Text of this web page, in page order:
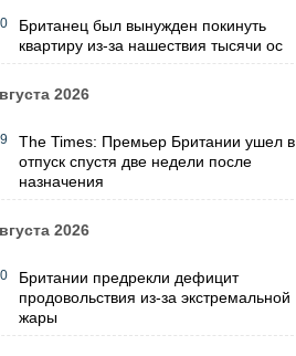
Британец был вынужден покинуть
квартиру из-за нашествия тысячи ос
2026
The Times: Премьер Британии ушел в
отпуск спустя две недели после
назначения
2026
Британии предрекли дефицит
продовольствия из-за экстремальной
жары